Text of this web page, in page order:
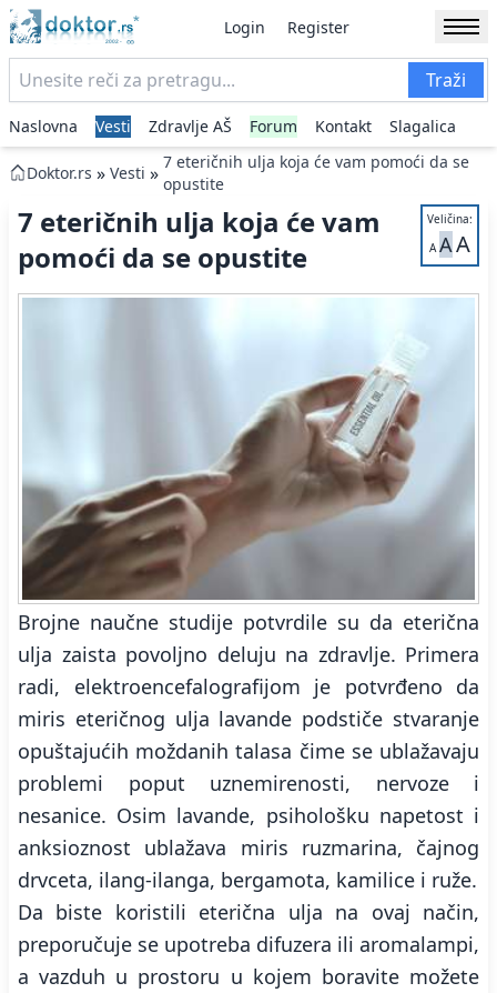
Login Register
Traži
Naslovna Vesti Zdravlje AŠ Forum Kontakt Slagalica
Doktor.rs » Vesti » 7 eteričnih ulja koja će vam pomoći da se
opustite
Veličina:
A AA
7 eteričnih ulja koja će vam
pomoći da se opustite
Brojne naučne studije potvrdile su da eterična
ulja zaista povoljno deluju na zdravlje. Primera
radi, elektroencefalografijom je potvrđeno da
miris eteričnog ulja lavande podstiče stvaranje
opuštajućih moždanih talasa čime se ublažavaju
problemi poput uznemirenosti, nervoze i
nesanice. Osim lavande, psihološku napetost i
anksioznost ublažava miris ruzmarina, čajnog
drvceta, ilang-ilanga, bergamota, kamilice i ruže.
Da biste koristili eterična ulja na ovaj način,
preporučuje se upotreba difuzera ili aromalampi,
a vazduh u prostoru u kojem boravite možete